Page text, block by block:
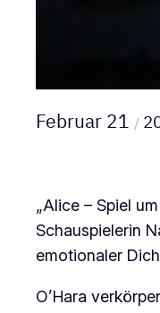
Februar 21 /
„Alice – Spiel
Schauspielerin
emotionaler
O’Hara